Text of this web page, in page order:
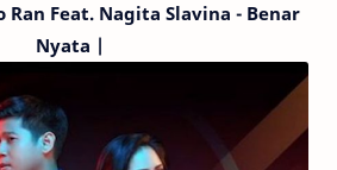
Ran Feat. Nagita Slavina - Benar
Nyata |